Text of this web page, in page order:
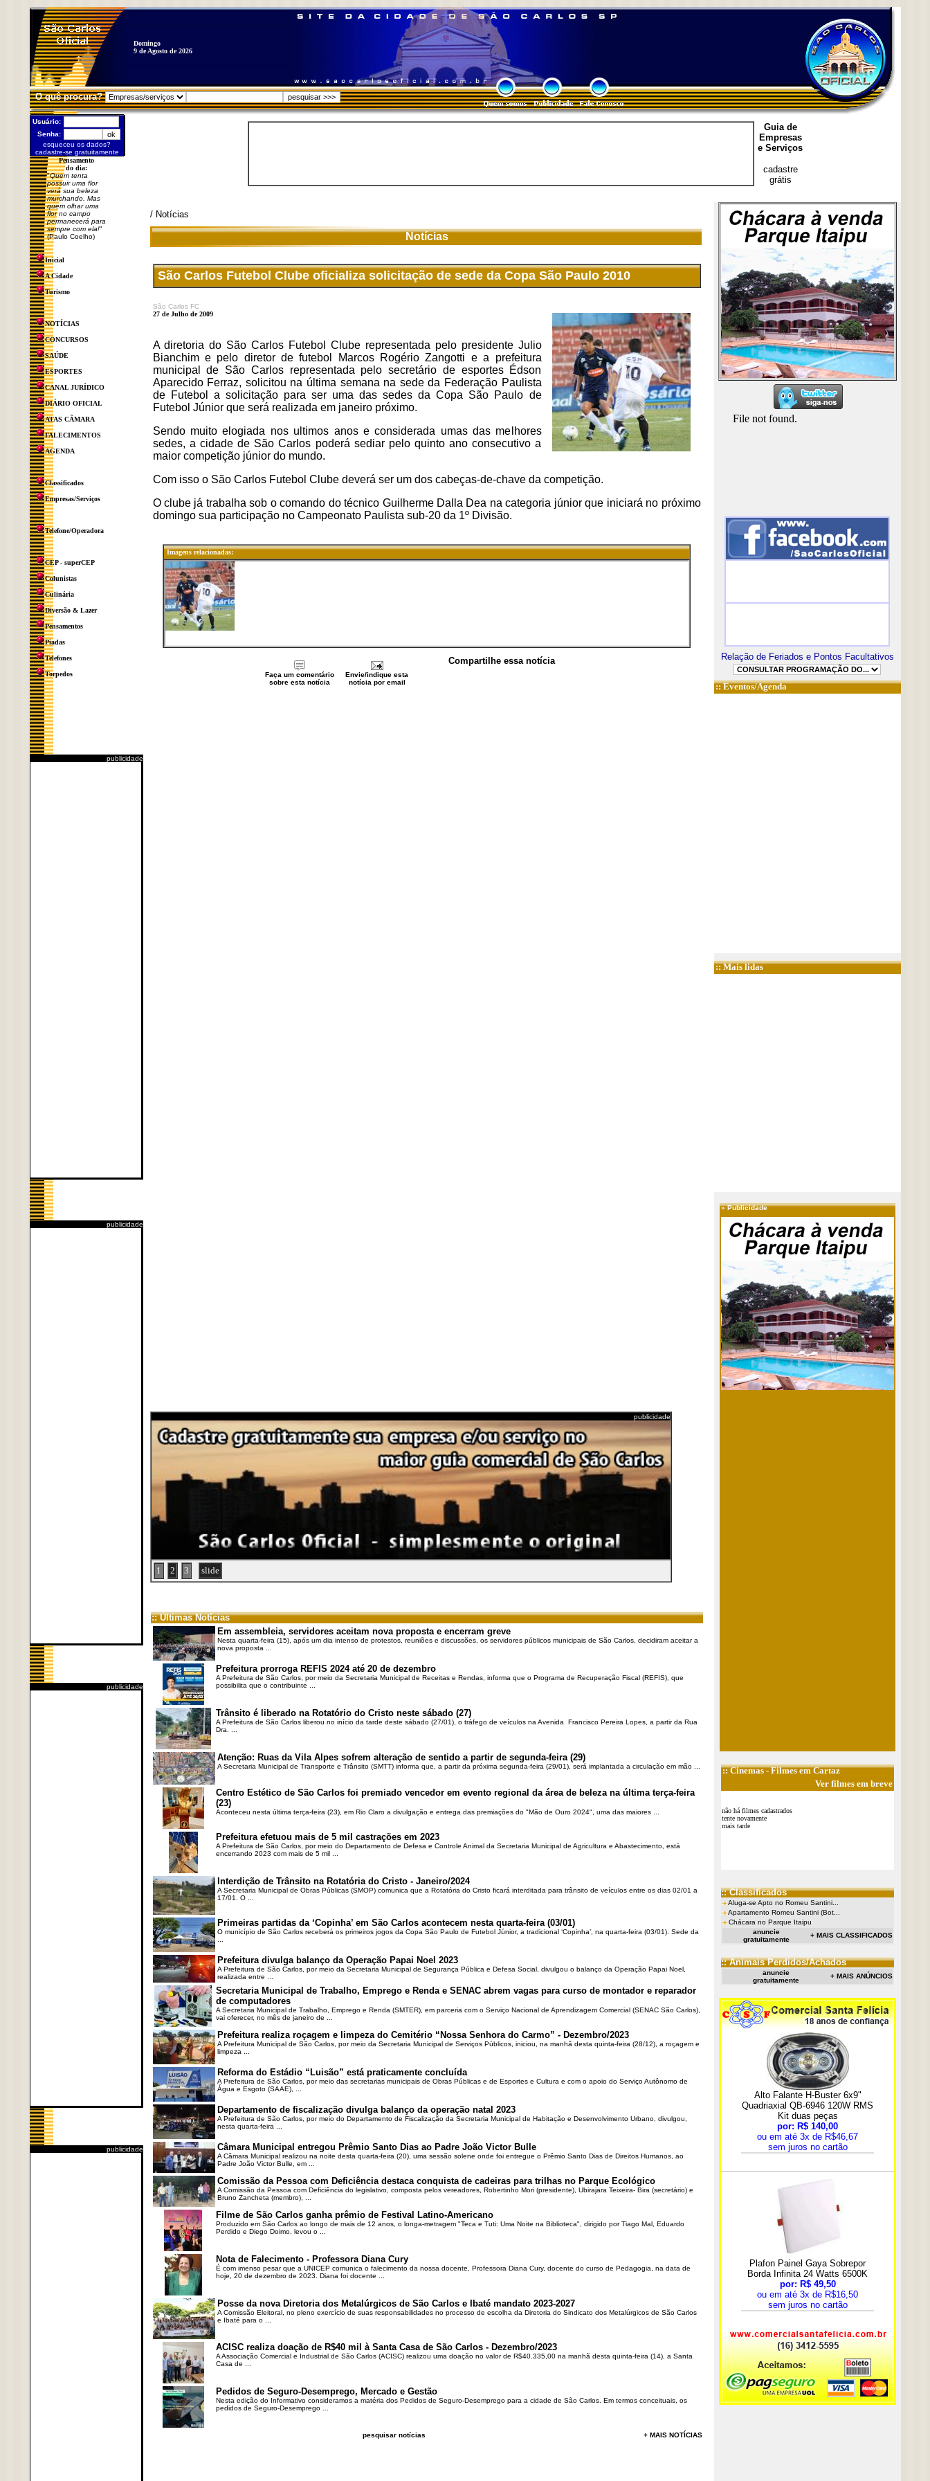
Domingo
9 de Agosto de 2026
O quê procura?
Usuário:
Senha:
esqueceu os dados?
cadastre-se gratuitamente
Pensamento
do dia:
"Quem tenta
possuir uma flor
verá sua beleza
murchando. Mas
quem olhar uma
flor no campo
permanecerá para
sempre com ela!"
(Paulo Coelho)
Inicial
A Cidade
Turismo
NOTÍCIAS
CONCURSOS
SAÚDE
ESPORTES
CANAL JURÍDICO
DIÁRIO OFICIAL
ATAS CÂMARA
FALECIMENTOS
AGENDA
Classificados
Empresas/Serviços
Telefone/Operadora
CEP - superCEP
Colunistas
Culinária
Diversão & Lazer
Pensamentos
Piadas
Telefones
Torpedos
publicidade
publicidade
publicidade
publicidade
Guia de
Empresas
e Serviços
cadastre
grátis
/ Notícias
Notícias
São Carlos Futebol Clube oficializa solicitação de sede da Copa São Paulo 2010
São Carlos FC
27 de Julho de 2009
A diretoria do São Carlos Futebol Clube representada pelo presidente Julio
Bianchim e pelo diretor de futebol Marcos Rogério Zangotti e a prefeitura
municipal de São Carlos representada pelo secretário de esportes Édson
Aparecido Ferraz, solicitou na última semana na sede da Federação Paulista
de Futebol a solicitação para ser uma das sedes da Copa São Paulo de
Futebol Júnior que será realizada em janeiro próximo.
Sendo muito elogiada nos ultimos anos e considerada umas das melhores
sedes, a cidade de São Carlos poderá sediar pelo quinto ano consecutivo a
maior competição júnior do mundo.
Com isso o São Carlos Futebol Clube deverá ser um dos cabeças-de-chave da competição.
O clube já trabalha sob o comando do técnico Guilherme Dalla Dea na categoria júnior que iniciará no próximo
domingo sua participação no Campeonato Paulista sub-20 da 1º Divisão.
Imagens relacionadas:
Compartilhe essa notícia
Faça um comentário
sobre esta notícia
Envie/indique esta
notícia por email
publicidade
1 2 3 slide
:: Últimas Notícias
Em assembleia, servidores aceitam nova proposta e encerram greve
Nesta quarta-feira (15), após um dia intenso de protestos, reuniões e discussões, os servidores públicos municipais de São Carlos, decidiram aceitar a
nova proposta ...
Prefeitura prorroga REFIS 2024 até 20 de dezembro
A Prefeitura de São Carlos, por meio da Secretaria Municipal de Receitas e Rendas, informa que o Programa de Recuperação Fiscal (REFIS), que
possibilita que o contribuinte ...
Trânsito é liberado na Rotatório do Cristo neste sábado (27)
A Prefeitura de São Carlos liberou no início da tarde deste sábado (27/01), o tráfego de veículos na Avenida Francisco Pereira Lopes, a partir da Rua
Dra. ...
Atenção: Ruas da Vila Alpes sofrem alteração de sentido a partir de segunda-feira (29)
A Secretaria Municipal de Transporte e Trânsito (SMTT) informa que, a partir da próxima segunda-feira (29/01), será implantada a circulação em mão ...
Centro Estético de São Carlos foi premiado vencedor em evento regional da área de beleza na última terça-feira
(23)
Aconteceu nesta última terça-feira (23), em Rio Claro a divulgação e entrega das premiações do "Mão de Ouro 2024", uma das maiores ...
Prefeitura efetuou mais de 5 mil castrações em 2023
A Prefeitura de São Carlos, por meio do Departamento de Defesa e Controle Animal da Secretaria Municipal de Agricultura e Abastecimento, está
encerrando 2023 com mais de 5 mil ...
Interdição de Trânsito na Rotatória do Cristo - Janeiro/2024
A Secretaria Municipal de Obras Públicas (SMOP) comunica que a Rotatória do Cristo ficará interditada para trânsito de veículos entre os dias 02/01 a
17/01. O ...
Primeiras partidas da ‘Copinha’ em São Carlos acontecem nesta quarta-feira (03/01)
O município de São Carlos receberá os primeiros jogos da Copa São Paulo de Futebol Júnior, a tradicional ‘Copinha’, na quarta-feira (03/01). Sede da
Prefeitura divulga balanço da Operação Papai Noel 2023
A Prefeitura de São Carlos, por meio da Secretaria Municipal de Segurança Pública e Defesa Social, divulgou o balanço da Operação Papai Noel,
realizada entre ...
Secretaria Municipal de Trabalho, Emprego e Renda e SENAC abrem vagas para curso de montador e reparador
de computadores
A Secretaria Municipal de Trabalho, Emprego e Renda (SMTER), em parceria com o Serviço Nacional de Aprendizagem Comercial (SENAC São Carlos),
vai oferecer, no mês de janeiro de ...
Prefeitura realiza roçagem e limpeza do Cemitério “Nossa Senhora do Carmo” - Dezembro/2023
A Prefeitura Municipal de São Carlos, por meio da Secretaria Municipal de Serviços Públicos, iniciou, na manhã desta quinta-feira (28/12), a roçagem e
limpeza ...
Reforma do Estádio “Luisão” está praticamente concluída
A Prefeitura de São Carlos, por meio das secretarias municipais de Obras Públicas e de Esportes e Cultura e com o apoio do Serviço Autônomo de
Água e Esgoto (SAAE), ...
Departamento de fiscalização divulga balanço da operação natal 2023
A Prefeitura de São Carlos, por meio do Departamento de Fiscalização da Secretaria Municipal de Habitação e Desenvolvimento Urbano, divulgou,
nesta quarta-feira ...
Câmara Municipal entregou Prêmio Santo Dias ao Padre João Victor Bulle
A Câmara Municipal realizou na noite desta quarta-feira (20), uma sessão solene onde foi entregue o Prêmio Santo Dias de Direitos Humanos, ao
Padre João Victor Bulle, em ...
Comissão da Pessoa com Deficiência destaca conquista de cadeiras para trilhas no Parque Ecológico
A Comissão da Pessoa com Deficiência do legislativo, composta pelos vereadores, Robertinho Mori (presidente), Ubirajara Teixeira- Bira (secretário) e
Bruno Zancheta (membro), ...
Filme de São Carlos ganha prêmio de Festival Latino-Americano
Produzido em São Carlos ao longo de mais de 12 anos, o longa-metragem "Teca e Tuti: Uma Noite na Biblioteca", dirigido por Tiago Mal, Eduardo
Perdido e Diego Doimo, levou o ...
Nota de Falecimento - Professora Diana Cury
É com imenso pesar que a UNICEP comunica o falecimento da nossa docente, Professora Diana Cury, docente do curso de Pedagogia, na data de
hoje, 20 de dezembro de 2023. Diana foi docente ...
Posse da nova Diretoria dos Metalúrgicos de São Carlos e Ibaté mandato 2023-2027
A Comissão Eleitoral, no pleno exercício de suas responsabilidades no processo de escolha da Diretoria do Sindicato dos Metalúrgicos de São Carlos
e Ibaté para o ...
ACISC realiza doação de R$40 mil à Santa Casa de São Carlos - Dezembro/2023
A Associação Comercial e Industrial de São Carlos (ACISC) realizou uma doação no valor de R$40.335,00 na manhã desta quinta-feira (14), a Santa
Casa de ...
Pedidos de Seguro-Desemprego, Mercado e Gestão
Nesta edição do Informativo consideramos a matéria dos Pedidos de Seguro-Desemprego para a cidade de São Carlos. Em termos conceituais, os
pedidos de Seguro-Desemprego ...
pesquisar notícias + MAIS NOTÍCIAS
Relação de Feriados e Pontos Facultativos
::Eventos/Agenda
:: Mais lidas
»Publicidade
::Cinemas- Filmes em Cartaz
Ver filmes em breve
não há filmes cadastrados
tente novamente
mais tarde
:: Classificados
Aluga-se Apto no Romeu Santini...
Apartamento Romeu Santini (Bot...
Chácara no Parque Itaipu
anuncie
gratuitamente
+ MAIS CLASSIFICADOS
:: Animais Perdidos/Achados
anuncie
gratuitamente
+ MAIS ANÚNCIOS